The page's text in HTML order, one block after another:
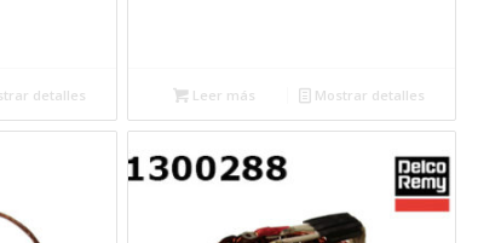
detalles Leer más Mostrar detalles